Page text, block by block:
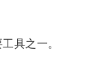
具之一。